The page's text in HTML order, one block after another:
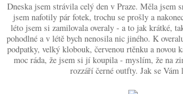
Dneska jsem strávila celý den v Praze. Měla jsem
jsem nafotily pár fotek, trochu se prošly a
léto jsem si zamilovala overaly - a to jak krátké,
pohodlné a v létě bych nenosila nic jiného. K
podpatky, velký klobouk, červenou rtěnku a novou
moc ráda, že jsem si jí koupila - myslím, že na
rozzáří černé outfty. Jak se Vám